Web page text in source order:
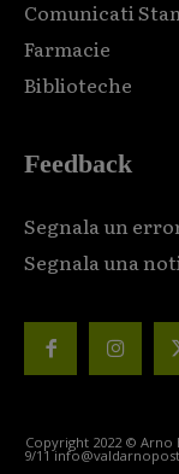
Comunicati
Farmacie
Biblioteche
Feedback
Segnala un
Segnala una
Copyright 2022 © Arno
9/11